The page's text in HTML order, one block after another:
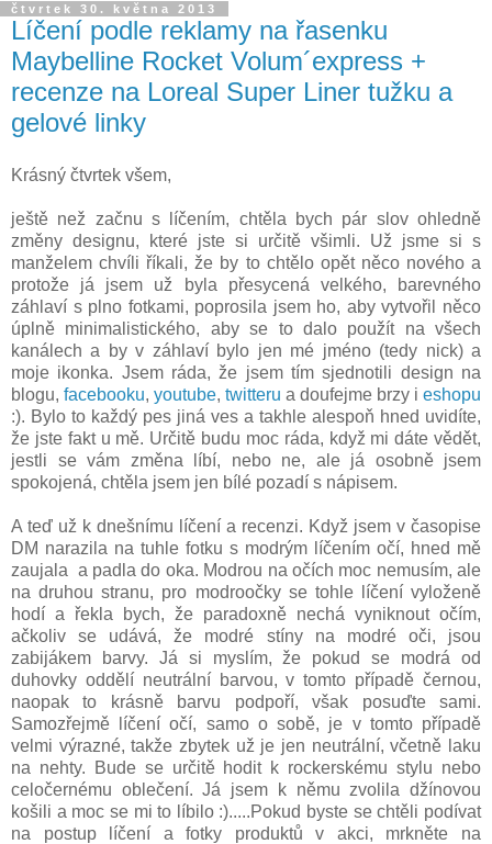
čtvrtek 30. května 2013
Líčení podle reklamy na řasenku
Maybelline Rocket Volum´express +
recenze na Loreal Super Liner tužku a
gelové linky
Krásný čtvrtek všem,
ještě než začnu s líčením, chtěla bych pár slov ohledně
změny designu, které jste si určitě všimli. Už jsme si s
manželem chvíli říkali, že by to chtělo opět něco nového a
protože já jsem už byla přesycená velkého, barevného
záhlaví s plno fotkami, poprosila jsem ho, aby vytvořil něco
úplně minimalistického, aby se to dalo použít na všech
kanálech a by v záhlaví bylo jen mé jméno (tedy nick) a
moje ikonka. Jsem ráda, že jsem tím sjednotili design na
blogu, facebooku, youtube, twitteru a doufejme brzy i eshopu
:). Bylo to každý pes jiná ves a takhle alespoň hned uvidíte,
že jste fakt u mě. Určitě budu moc ráda, když mi dáte vědět,
jestli se vám změna líbí, nebo ne, ale já osobně jsem
spokojená, chtěla jsem jen bílé pozadí s nápisem.
A teď už k dnešnímu líčení a recenzi. Když jsem v časopise
DM narazila na tuhle fotku s modrým líčením očí, hned mě
zaujala a padla do oka. Modrou na očích moc nemusím, ale
na druhou stranu, pro modroočky se tohle líčení vyloženě
hodí a řekla bych, že paradoxně nechá vyniknout očím,
ačkoliv se udává, že modré stíny na modré oči, jsou
zabijákem barvy. Já si myslím, že pokud se modrá od
duhovky oddělí neutrální barvou, v tomto případě černou,
naopak to krásně barvu podpoří, však posuďte sami.
Samozřejmě líčení očí, samo o sobě, je v tomto případě
velmi výrazné, takže zbytek už je jen neutrální, včetně laku
na nehty. Bude se určitě hodit k rockerskému stylu nebo
celočernému oblečení. Já jsem k němu zvolila džínovou
košili a moc se mi to líbilo :).....Pokud byste se chtěli podívat
na postup líčení a fotky produktů v akci, mrkněte na